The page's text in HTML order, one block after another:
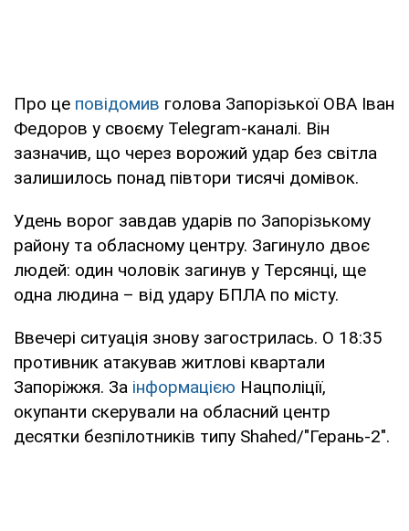
Про це повідомив голова Запорізької ОВА Іван
Федоров у своєму Telegram-каналі. Він
зазначив, що через ворожий удар без світла
залишилось понад півтори тисячі домівок.
Удень ворог завдав ударів по Запорізькому
району та обласному центру. Загинуло двоє
людей: один чоловік загинув у Терсянці, ще
одна людина – від удару БПЛА по місту.
Ввечері ситуація знову загострилась. О 18:35
противник атакував житлові квартали
Запоріжжя. За інформацією Нацполіції,
окупанти скерували на обласний центр
десятки безпілотників типу Shahed/"Герань-2".